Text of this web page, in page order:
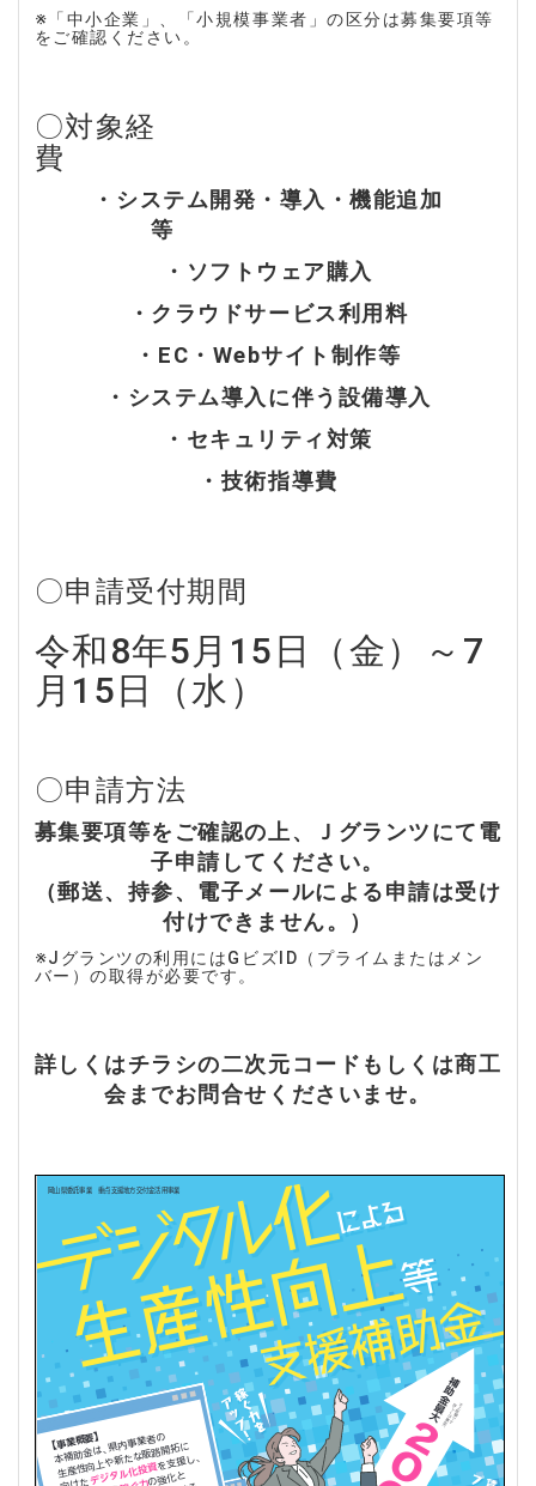
※「中小企業」、「小規模事業者」の区分は募集要項等
をご確認ください。
〇対象経
費
・システム開発・導入・機能追加
等
・ソフトウェア購入
・クラウドサービス利用料
・EC・Webサイト制作等
・システム導入に伴う設備導入
・セキュリティ対策
・技術指導費
〇申請受付期間
令和8年5月15日（金）～7
月15日（水）
〇申請方法
募集要項等をご確認の上、Ｊグランツにて電
子申請してください。
（郵送、持参、電子メールによる申請は受け
付けできません。）
※Jグランツの利用にはGビズID（プライムまたはメン
バー）の取得が必要です。
詳しくはチラシの二次元コードもしくは商工
会までお問合せくださいませ。